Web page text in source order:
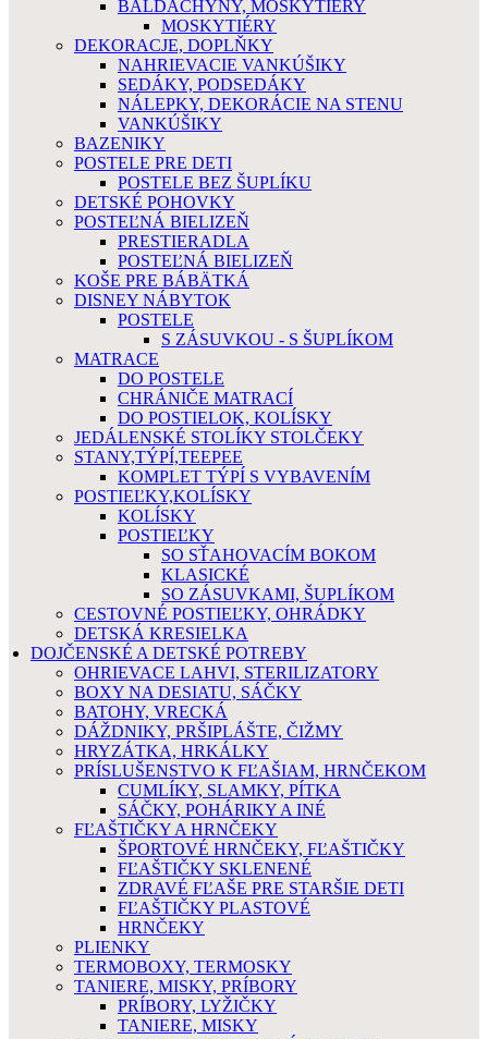
BALDACHÝNY, MOSKYTIÉRY
MOSKYTIÉRY
DEKORACJE, DOPLŇKY
NAHRIEVACIE VANKÚŠIKY
SEDÁKY, PODSEDÁKY
NÁLEPKY, DEKORÁCIE NA STENU
VANKÚŠIKY
BAZENIKY
POSTELE PRE DETI
POSTELE BEZ ŠUPLÍKU
DETSKÉ POHOVKY
POSTEĽNÁ BIELIZEŇ
PRESTIERADLA
POSTEĽNÁ BIELIZEŇ
KOŠE PRE BÁBÄTKÁ
DISNEY NÁBYTOK
POSTELE
S ZÁSUVKOU - S ŠUPLÍKOM
MATRACE
DO POSTELE
CHRÁNIČE MATRACÍ
DO POSTIELOK, KOLÍSKY
JEDÁLENSKÉ STOLÍKY STOLČEKY
STANY,TÝPÍ,TEEPEE
KOMPLET TÝPÍ S VYBAVENÍM
POSTIEĽKY,KOLÍSKY
KOLÍSKY
POSTIEĽKY
SO SŤAHOVACÍM BOKOM
KLASICKÉ
SO ZÁSUVKAMI, ŠUPLÍKOM
CESTOVNÉ POSTIEĽKY, OHRÁDKY
DETSKÁ KRESIELKA
DOJČENSKÉ A DETSKÉ POTREBY
OHRIEVACE LAHVI, STERILIZATORY
BOXY NA DESIATU, SÁČKY
BATOHY, VRECKÁ
DÁŽDNIKY, PRŠIPLÁŠTE, ČIŽMY
HRYZÁTKA, HRKÁLKY
PRÍSLUŠENSTVO K FĽAŠIAM, HRNČEKOM
CUMLÍKY, SLAMKY, PÍTKA
SÁČKY, POHÁRIKY A INÉ
FĽAŠTIČKY A HRNČEKY
ŠPORTOVÉ HRNČEKY, FĽAŠTIČKY
FĽAŠTIČKY SKLENENÉ
ZDRAVÉ FĽAŠE PRE STARŠIE DETI
FĽAŠTIČKY PLASTOVÉ
HRNČEKY
PLIENKY
TERMOBOXY, TERMOSKY
TANIERE, MISKY, PRÍBORY
PRÍBORY, LYŽIČKY
TANIERE, MISKY